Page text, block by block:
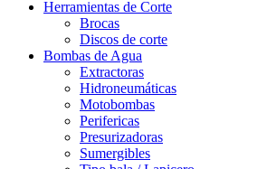
Herramientas de Corte
Brocas
Discos de corte
Bombas de Agua
Extractoras
Hidroneumáticas
Motobombas
Perifericas
Presurizadoras
Sumergibles